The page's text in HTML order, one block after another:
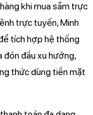
khi mua sắm trực
trực tuyến, Minh
tích hợp hệ thống
đầu xu hướng,
thức dùng tiền mặt